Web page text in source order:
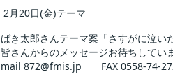
2月20日(金)テーマ
ばき太郎さんテーマ案「さすがに泣い
皆さんからのメッセージお待ちしてい
mail 872@fmis.jp FAX 0558-74-